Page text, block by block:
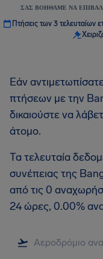
ΣΑΣ ΒΟΗΘΆΜΕ ΝΑ
Πτήσεις των 3 τελευταίων
Εάν
πτήσεων με την
δικαιούστε να
άτομο.
Τα τελευταία
συνέπειας της
από τις 0
24 ώρες, 0.00%